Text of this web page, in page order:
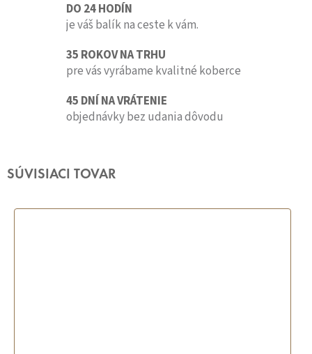
DO 24 HODÍN
je váš balík na ceste k vám.
35 ROKOV NA TRHU
pre vás vyrábame kvalitné koberce
45 DNÍ NA VRÁTENIE
objednávky bez udania dôvodu
SÚVISIACI TOVAR